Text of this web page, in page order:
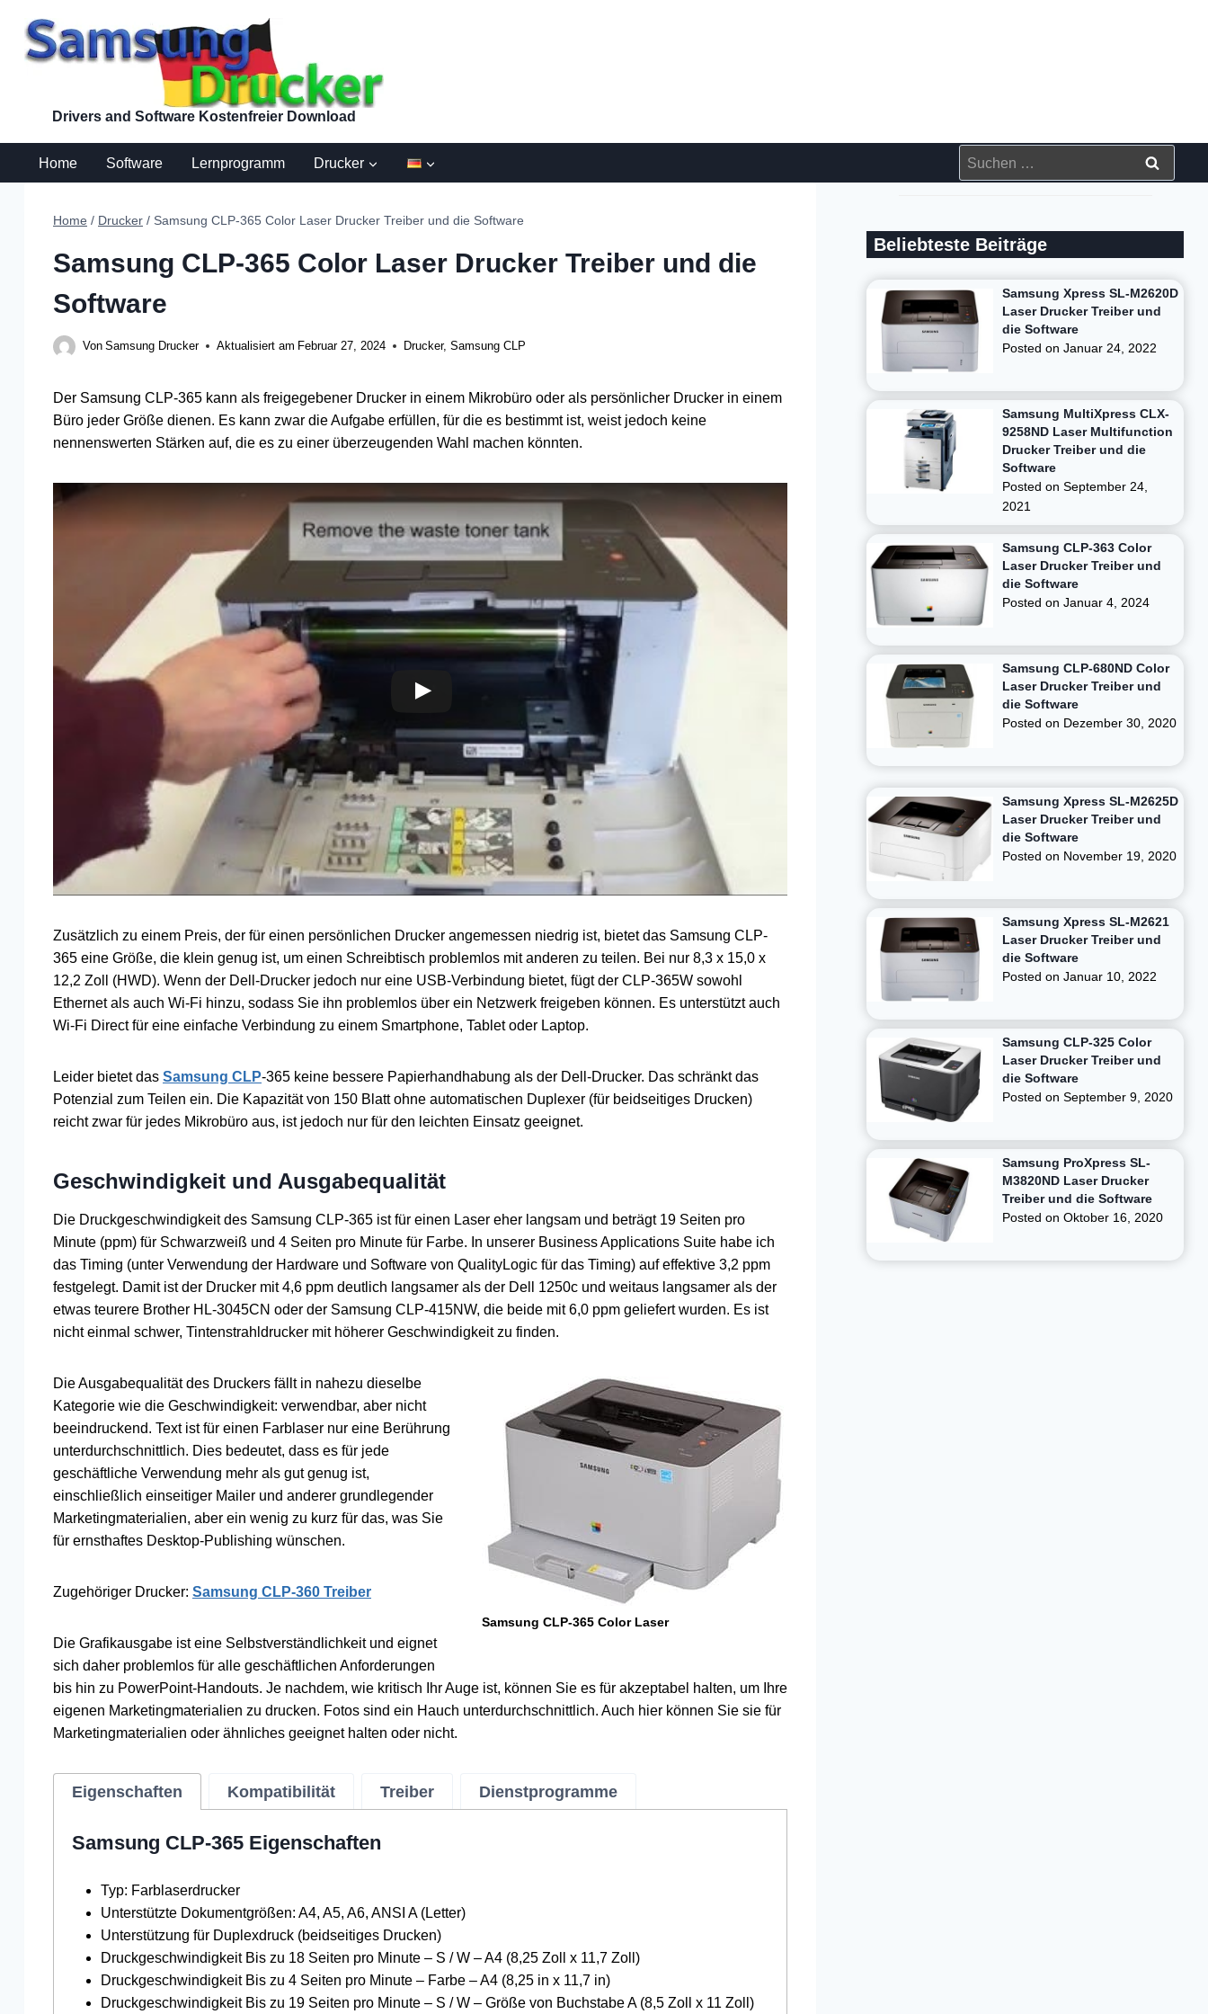
Inhalt
springen
Drivers and Software Kostenfreier Download
Home Software Lernprogramm Drucker
Suchen
nach:
Home / Drucker / Samsung CLP-365 Color Laser Drucker Treiber und die Software
Samsung CLP-365 Color Laser Drucker Treiber und die
Software
Von Samsung Drucker Aktualisiert am Februar 27, 2024 Drucker,Samsung CLP
Der Samsung CLP-365 kann als freigegebener Drucker in einem Mikrobüro oder als persönlicher Drucker in einem
Büro jeder Größe dienen. Es kann zwar die Aufgabe erfüllen, für die es bestimmt ist, weist jedoch keine
nennenswerten Stärken auf, die es zu einer überzeugenden Wahl machen könnten.
Zusätzlich zu einem Preis, der für einen persönlichen Drucker angemessen niedrig ist, bietet das Samsung CLP-
365 eine Größe, die klein genug ist, um einen Schreibtisch problemlos mit anderen zu teilen. Bei nur 8,3 x 15,0 x
12,2 Zoll (HWD). Wenn der Dell-Drucker jedoch nur eine USB-Verbindung bietet, fügt der CLP-365W sowohl
Ethernet als auch Wi-Fi hinzu, sodass Sie ihn problemlos über ein Netzwerk freigeben können. Es unterstützt auch
Wi-Fi Direct für eine einfache Verbindung zu einem Smartphone, Tablet oder Laptop.
Leider bietet das Samsung CLP-365 keine bessere Papierhandhabung als der Dell-Drucker. Das schränkt das
Potenzial zum Teilen ein. Die Kapazität von 150 Blatt ohne automatischen Duplexer (für beidseitiges Drucken)
reicht zwar für jedes Mikrobüro aus, ist jedoch nur für den leichten Einsatz geeignet.
Geschwindigkeit und Ausgabequalität
Die Druckgeschwindigkeit des Samsung CLP-365 ist für einen Laser eher langsam und beträgt 19 Seiten pro
Minute (ppm) für Schwarzweiß und 4 Seiten pro Minute für Farbe. In unserer Business Applications Suite habe ich
das Timing (unter Verwendung der Hardware und Software von QualityLogic für das Timing) auf effektive 3,2 ppm
festgelegt. Damit ist der Drucker mit 4,6 ppm deutlich langsamer als der Dell 1250c und weitaus langsamer als der
etwas teurere Brother HL-3045CN oder der Samsung CLP-415NW, die beide mit 6,0 ppm geliefert wurden. Es ist
nicht einmal schwer, Tintenstrahldrucker mit höherer Geschwindigkeit zu finden.
Samsung CLP-365 Color Laser
Die Ausgabequalität des Druckers fällt in nahezu dieselbe
Kategorie wie die Geschwindigkeit: verwendbar, aber nicht
beeindruckend. Text ist für einen Farblaser nur eine Berührung
unterdurchschnittlich. Dies bedeutet, dass es für jede
geschäftliche Verwendung mehr als gut genug ist,
einschließlich einseitiger Mailer und anderer grundlegender
Marketingmaterialien, aber ein wenig zu kurz für das, was Sie
für ernsthaftes Desktop-Publishing wünschen.
Zugehöriger Drucker: Samsung CLP-360 Treiber
Die Grafikausgabe ist eine Selbstverständlichkeit und eignet
sich daher problemlos für alle geschäftlichen Anforderungen
bis hin zu PowerPoint-Handouts. Je nachdem, wie kritisch Ihr Auge ist, können Sie es für akzeptabel halten, um Ihre
eigenen Marketingmaterialien zu drucken. Fotos sind ein Hauch unterdurchschnittlich. Auch hier können Sie sie für
Marketingmaterialien oder ähnliches geeignet halten oder nicht.
Eigenschaften Kompatibilität Treiber Dienstprogramme
Samsung CLP-365 Eigenschaften
Typ: Farblaserdrucker
Unterstützte Dokumentgrößen: A4, A5, A6, ANSI A (Letter)
Unterstützung für Duplexdruck (beidseitiges Drucken)
Druckgeschwindigkeit Bis zu 18 Seiten pro Minute – S / W – A4 (8,25 Zoll x 11,7 Zoll)
Druckgeschwindigkeit Bis zu 4 Seiten pro Minute – Farbe – A4 (8,25 in x 11,7 in)
Druckgeschwindigkeit Bis zu 19 Seiten pro Minute – S / W – Größe von Buchstabe A (8,5 Zoll x 11 Zoll)
Beliebteste Beiträge
Samsung Xpress SL-M2620D
Laser Drucker Treiber und
die Software
Posted onJanuar 24, 2022
Samsung MultiXpress CLX-
9258ND Laser Multifunction
Drucker Treiber und die
Software
Posted onSeptember 24,
2021
Samsung CLP-363 Color
Laser Drucker Treiber und
die Software
Posted onJanuar 4, 2024
Samsung CLP-680ND Color
Laser Drucker Treiber und
die Software
Posted on Dezember 30, 2020
Samsung Xpress SL-M2625D
Laser Drucker Treiber und
die Software
Posted on November 19, 2020
Samsung Xpress SL-M2621
Laser Drucker Treiber und
die Software
Posted onJanuar 10, 2022
Samsung CLP-325 Color
Laser Drucker Treiber und
die Software
Posted onSeptember 9, 2020
Samsung ProXpress SL-
M3820ND Laser Drucker
Treiber und die Software
Posted onOktober 16, 2020